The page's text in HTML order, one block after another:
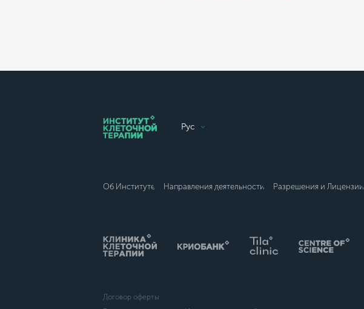
Рус
Об Институте Направления деятельности Разрешения и Лицензии
Договор оферты